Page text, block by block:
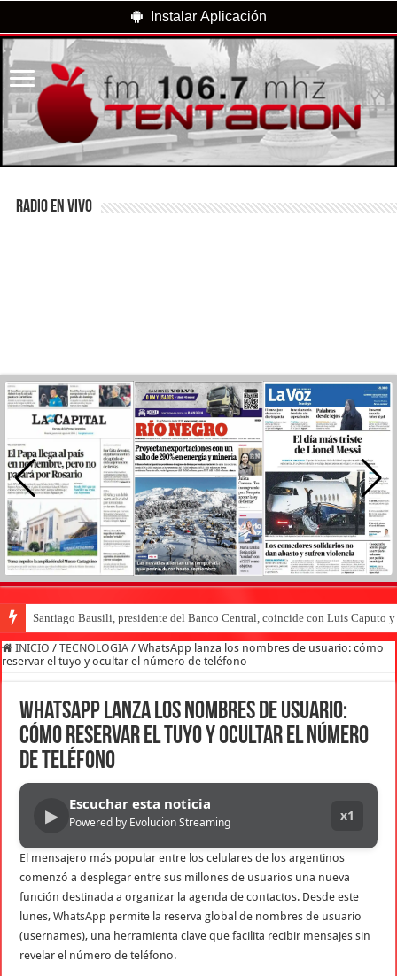
Instalar Aplicación
RADIO EN VIVO
Santiago Bausili, presidente del Banco Central, coincide con Luis Caputo
INICIO / TECNOLOGIA / WhatsApp lanza los nombres de usuario: cómo
reservar el tuyo y ocultar el número de teléfono
WhatsApp lanza los nombres de usuario:
cómo reservar el tuyo y ocultar el número
de teléfono
▶
Escuchar esta noticia
Powered by Evolucion Streaming x1
El mensajero más popular entre los celulares de los argentinos
comenzó a desplegar entre sus millones de usuarios una nueva
función destinada a organizar la agenda de contactos. Desde este
lunes, WhatsApp permite la reserva global de nombres de usuario
(usernames), una herramienta clave que facilita recibir mensajes sin
revelar el número de teléfono.